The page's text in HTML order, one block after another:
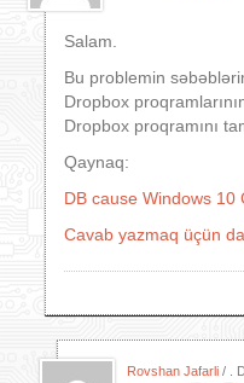
Salam.
Bu problemin
Dropbox
Dropbox proqramını
Qaynaq:
DB cause Windows 10
Cavab yazmaq üçün
Rovshan Jafarli / .